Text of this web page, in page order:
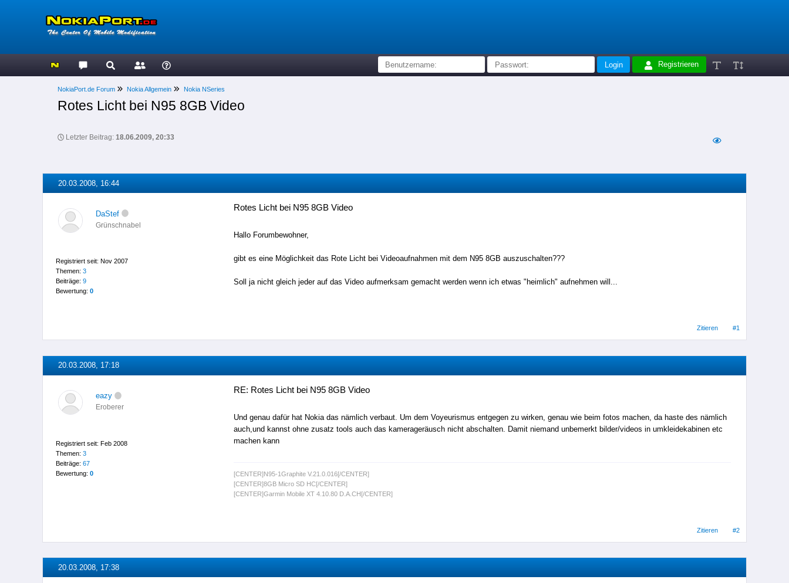
Registrieren
NokiaPort.de Forum Nokia Allgemein Nokia NSeries
Rotes Licht bei N95 8GB Video
Letzter Beitrag: 18.06.2009, 20:33
20.03.2008, 16:44
DaStef
Grünschnabel
Registriert seit: Nov 2007
Themen: 3
Beiträge: 9
Bewertung: 0
Rotes Licht bei N95 8GB Video
Hallo Forumbewohner,
gibt es eine Möglichkeit das Rote Licht bei Videoaufnahmen mit dem N95 8GB auszuschalten???
Soll ja nicht gleich jeder auf das Video aufmerksam gemacht werden wenn ich etwas "heimlich" aufnehmen will...
Zitieren #1
20.03.2008, 17:18
eazy
Eroberer
Registriert seit: Feb 2008
Themen: 3
Beiträge: 67
Bewertung: 0
RE: Rotes Licht bei N95 8GB Video
Und genau dafür hat Nokia das nämlich verbaut. Um dem Voyeurismus entgegen zu wirken, genau wie beim fotos machen, da haste des nämlich
auch,und kannst ohne zusatz tools auch das kamerageräusch nicht abschalten. Damit niemand unbemerkt bilder/videos in umkleidekabinen etc
machen kann
[CENTER]N95-1Graphite V.21.0.016[/CENTER]
[CENTER]8GB Micro SD HC[/CENTER]
[CENTER]Garmin Mobile XT 4.10.80 D.A.CH[/CENTER]
Zitieren #2
20.03.2008, 17:38